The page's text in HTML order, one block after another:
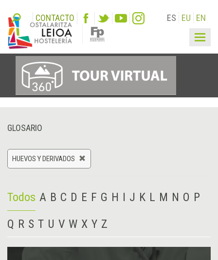
CONTACTO ES EU EN
GLOSARIO
HUEVOS Y DERIVADOS
Todos A B C D E F G H I J K L M N O P
Q R S T U V W X Y Z